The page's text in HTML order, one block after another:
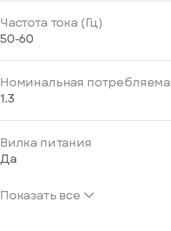
Частота тока (Гц)
50-60
Номинальная
1.3
Вилка питания
Да
Показать все